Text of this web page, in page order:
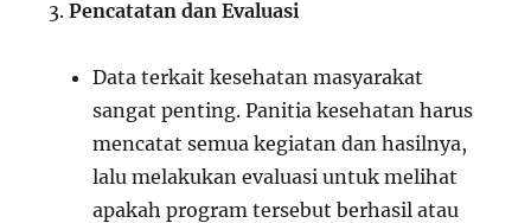
Pencatatan dan Evaluasi
Data terkait kesehatan masyarakat
sangat penting. Panitia kesehatan harus
mencatat semua kegiatan dan hasilnya,
lalu melakukan evaluasi untuk melihat
apakah program tersebut berhasil atau